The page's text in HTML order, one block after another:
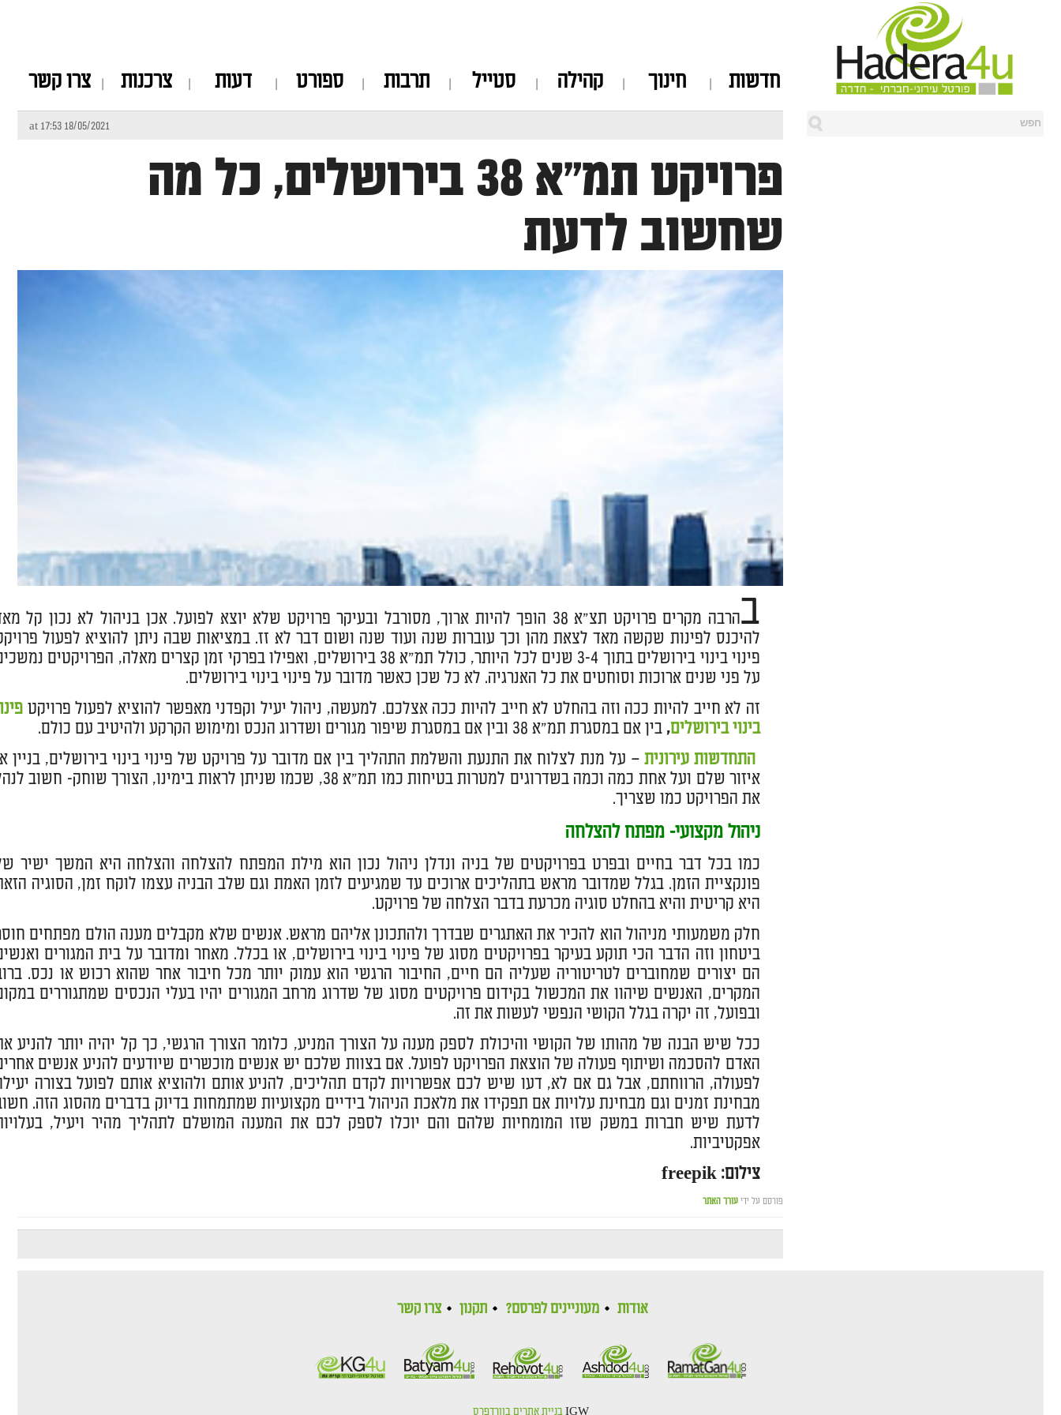
חדשות חינוך קהילה סטייל תרבות ספורט דעות צרכנות צרו קשר
18/05/2021 at 17:53
פרויקט תמ"א 38 בירושלים, כל מה
שחשוב לדעת
ב
הרבה מקרים פרויקט תצ"א 38 הופך להיות ארוך, מסורבל ובעיקר פרויקט שלא יוצא לפועל. אכן בניהול לא נכון קל
להיכנס לפינות שקשה מאד לצאת מהן וכך עוברות שנה ועוד שנה ושום דבר לא זז. במציאות שבה ניתן להוציא לפעול
פינוי בינוי בירושלים בתוך 3-4 שנים לכל היותר, כולל תמ"א 38 בירושלים, ואפילו בפרקי זמן קצרים מאלה, הפרויקטים
על פני שנים ארוכות וסוחטים את כל האנרגיה. לא כל שכן כאשר מדובר על פינוי בינוי בירושלים.
זה לא חייב להיות ככה וזה בהחלט לא חייב להיות ככה אצלכם. למעשה, ניהול יעיל וקפדני מאפשר להוציא לפעול פרויקט
בינוי בירושלים, בין אם במסגרת תמ"א 38 ובין אם במסגרת שיפור מגורים ושדרוג הנכס ומימוש הקרקע ולהיטיב עם כולם.
התחדשות עירונית – על מנת לצלוח את התנעת והשלמת התהליך בין אם מדובר על פרויקט של פינוי בינוי בירושלים, בניין
איזור שלם ועל אחת כמה וכמה בשדרוגים למטרות בטיחות כמו תמ"א 38, שכמו שניתן לראות בימינו, הצורך שוחק- חשוב
את הפרויקט כמו שצריך.
ניהול מקצועי- מפתח להצלחה
כמו בכל דבר בחיים ובפרט בפרויקטים של בניה ונדלן ניהול נכון הוא מילת המפתח להצלחה והצלחה היא המשך ישיר
פונקציית הזמן. בגלל שמדובר מראש בתהליכים ארוכים עד שמגיעים לזמן האמת וגם שלב הבניה עצמו לוקח זמן, הסוגיה
היא קריטית והיא בהחלט סוגיה מכרעת בדבר הצלחה של פרויקט.
חלק משמעותי מניהול הוא להכיר את האתגרים שבדרך ולהתכונן אליהם מראש. אנשים שלא מקבלים מענה הולם מפתחים
ביטחון וזה הדבר הכי תוקע בעיקר בפרויקטים מסוג של פינוי בינוי בירושלים, או בכלל. מאחר ומדובר על בית המגורים
הם יצורים שמחוברים לטריטוריה שעליה הם חיים, החיבור הרגשי הוא עמוק יותר מכל חיבור אחר שהוא רכוש או נכס.
המקרים, האנשים שיהוו את המכשול בקידום פרויקטים מסוג של שדרוג מרחב המגורים יהיו בעלי הנכסים שמתגוררים
ובפועל, זה יקרה בגלל הקושי הנפשי לעשות את זה.
ככל שיש הבנה של מהותו של הקושי והיכולת לספק מענה על הצורך המניע, כלומר הצורך הרגשי, כך קל יהיה יותר להניע
האדם להסכמה ושיתוף פעולה של הוצאת הפרויקט לפועל. אם בצוות שלכם יש אנשים מוכשרים שיודעים להניע אנשים
לפעולה, הרווחתם, אבל גם אם לא, דעו שיש לכם אפשרויות לקדם תהליכים, להניע אותם ולהוציא אותם לפועל בצורה
מבחינת זמנים וגם מבחינת עלויות אם תפקידו את מלאכת הניהול בידיים מקצועיות שמתמחות בדיוק בדברים מהסוג הזה.
לדעת שיש חברות במשק שזו המומחיות שלהם והם יוכלו לספק לכם את המענה המושלם לתהליך מהיר ויעיל,
אפקטיביות.
צילום: freepik
פורסם על ידי עורך האתר
אודות מעוניינים לפרסם? תקנון צרו קשר
IGW בניית אתרים בוורדפרס